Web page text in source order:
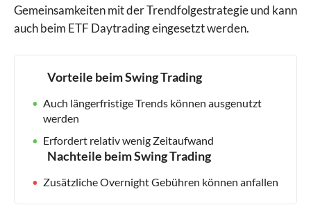
Gemeinsamkeiten mit der Trendfolgestrategie und kann
auch beim ETF Daytrading eingesetzt werden.
Vorteile beim Swing Trading
Auch längerfristige Trends können ausgenutzt
werden
Erfordert relativ wenig Zeitaufwand
Nachteile beim Swing Trading
Zusätzliche Overnight Gebühren können anfallen